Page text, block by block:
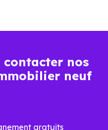
2 281 €
dans la commune, la
contacter nos
neuf
gratuits